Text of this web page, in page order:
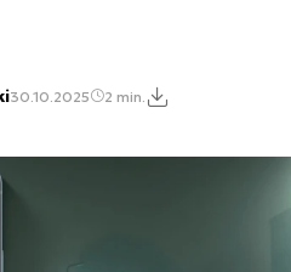
30.10.2025 2 min.